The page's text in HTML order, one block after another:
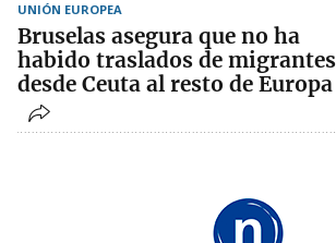
UNIÓN EUROPEA
Bruselas asegura que no ha
habido traslados de migrantes
desde Ceuta al resto de Europa